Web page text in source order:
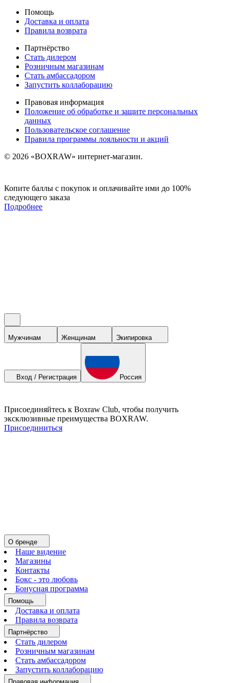
Помощь
Доставка и оплата
Правила возврата
Партнёрство
Стать дилером
Розничным магазинам
Стать амбассадором
Запустить коллаборацию
Правовая информация
Положение об обработке и защите персональных
данных
Пользовательское соглашение
Правила программы лояльности и акций
© 2026 «BOXRAW» интернет-магазин.
Копите баллы с покупок и оплачивайте ими до 100%
следующего заказа
Подробнее
Мужчинам Женщинам Экипировка
Вход / Регистрация Россия
Присоединяйтесь к Boxraw Club, чтобы получить
эксклюзивные преимущества BOXRAW.
Присоединиться
О бренде
Наше видение
Магазины
Контакты
Бокс - это любовь
Бонусная программа
Помощь
Доставка и оплата
Правила возврата
Партнёрство
Стать дилером
Розничным магазинам
Стать амбассадором
Запустить коллаборацию